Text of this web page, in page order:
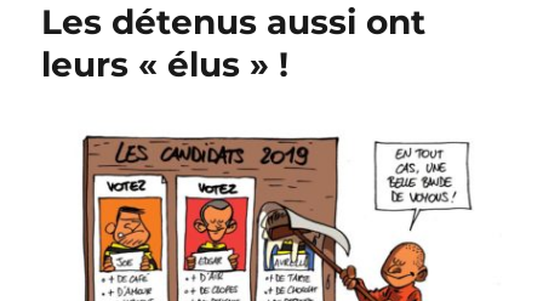
Les détenus aussi ont
leurs « élus » !